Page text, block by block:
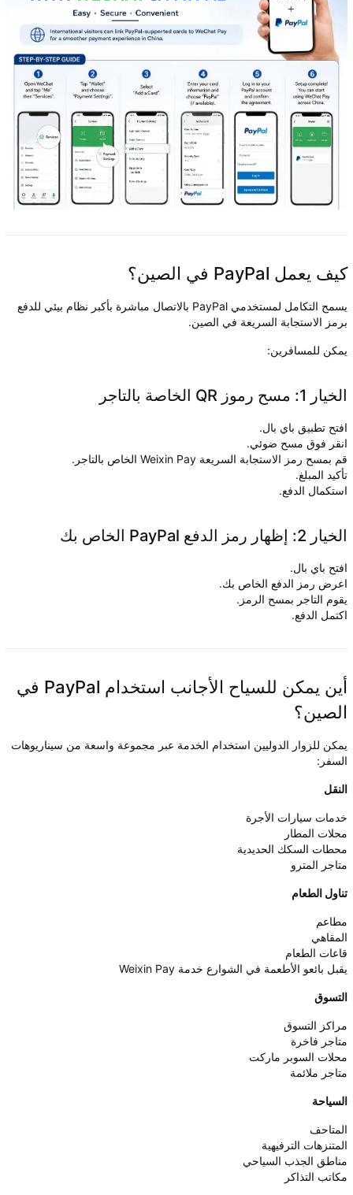
كيف يعمل PayPal في الصين؟
يسمح التكامل لمستخدمي PayPal بالاتصال مباشرة بأكبر نظام بيئي للدفع
برمز الاستجابة السريعة في الصين.
يمكن للمسافرين:
الخيار 1: مسح رموز QR الخاصة بالتاجر
افتح تطبيق باي بال.
انقر فوق مسح ضوئي.
قم بمسح رمز الاستجابة السريعة Weixin Pay الخاص بالتاجر.
تأكيد المبلغ.
استكمال الدفع.
الخيار 2: إظهار رمز الدفع PayPal الخاص بك
افتح باي بال.
اعرض رمز الدفع الخاص بك.
يقوم التاجر بمسح الرمز.
اكتمل الدفع.
أين يمكن للسياح الأجانب استخدام PayPal في
الصين؟
يمكن للزوار الدوليين استخدام الخدمة عبر مجموعة واسعة من سيناريوهات
السفر:
النقل
خدمات سيارات الأجرة
محلات المطار
محطات السكك الحديدية
متاجر المترو
تناول الطعام
مطاعم
المقاهي
قاعات الطعام
يقبل بائعو الأطعمة في الشوارع خدمة Weixin Pay
التسوق
مراكز التسوق
متاجر فاخرة
محلات السوبر ماركت
متاجر ملائمة
السياحة
المتاحف
المتنزهات الترفيهية
مناطق الجذب السياحي
مكاتب التذاكر